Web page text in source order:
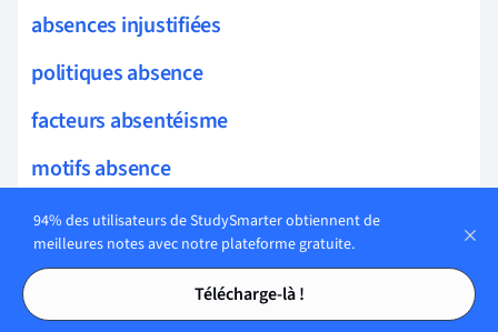
Tables des matières
Tables des matières
absences injustifiées
politiques absence
facteurs absentéisme
motifs absence
absences justifiées
absences non planifiées
absentéisme chronique
94% des utilisateurs de StudySmarter obtiennent de
meilleures notes avec notre plateforme gratuite.
Télécharge-là !